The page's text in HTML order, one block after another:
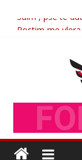
Postim me
Brahim Çekaj